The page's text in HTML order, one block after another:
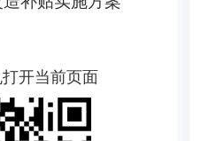
开当前页面